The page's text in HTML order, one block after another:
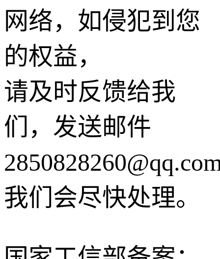
网络，如侵犯到您
的权益，
请及时反馈给我
们，发送邮件
我们会尽快处理。